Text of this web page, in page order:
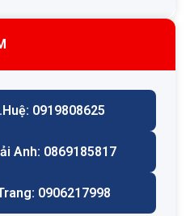
0919808625
Anh: 0869185817
0906217998